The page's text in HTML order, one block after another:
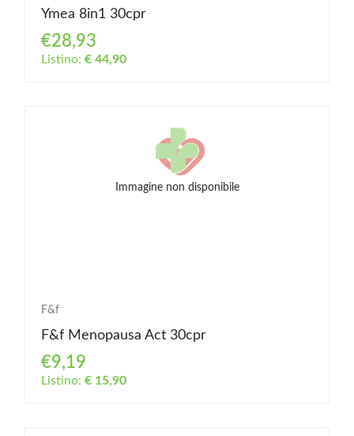
Ymea 8in1 30cpr
€28,93
Listino: € 44,90
Immagine non disponibile
F&f
F&f Menopausa Act 30cpr
€9,19
Listino: € 15,90